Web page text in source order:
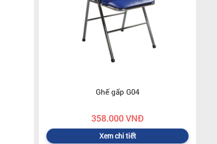
Ghế gấp G04
358.000 VNĐ
Xem chi tiết